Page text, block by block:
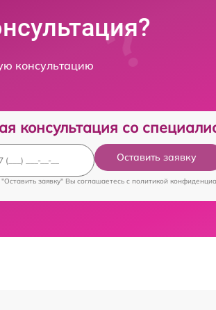
консультацию
консультация со
Оставить заявку
заявку" Вы соглашаетесь c политикой